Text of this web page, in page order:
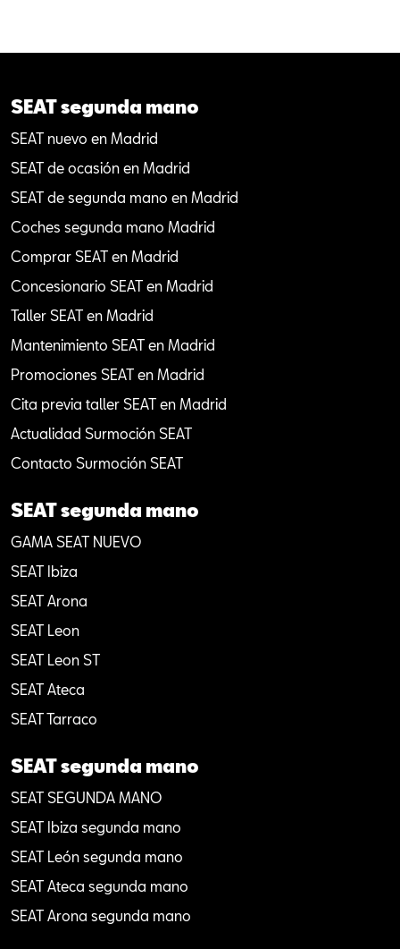
SEAT segunda mano
SEAT nuevo en Madrid
SEAT de ocasión en Madrid
SEAT de segunda mano en Madrid
Coches segunda mano Madrid
Comprar SEAT en Madrid
Concesionario SEAT en Madrid
Taller SEAT en Madrid
Mantenimiento SEAT en Madrid
Promociones SEAT en Madrid
Cita previa taller SEAT en Madrid
Actualidad Surmoción SEAT
Contacto Surmoción SEAT
SEAT segunda mano
GAMA SEAT NUEVO
SEAT Ibiza
SEAT Arona
SEAT Leon
SEAT Leon ST
SEAT Ateca
SEAT Tarraco
SEAT segunda mano
SEAT SEGUNDA MANO
SEAT Ibiza segunda mano
SEAT León segunda mano
SEAT Ateca segunda mano
SEAT Arona segunda mano